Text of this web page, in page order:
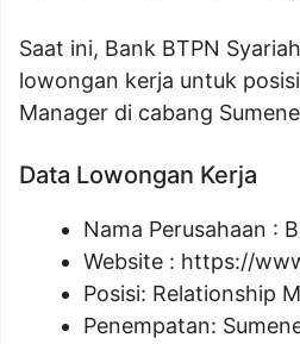
Saat ini, Bank BTPN
lowongan kerja untuk
Manager di cabang
Data Lowongan Kerja
Nama Perusahaan :
Website : https://
Posisi: Relationship
Penempatan: